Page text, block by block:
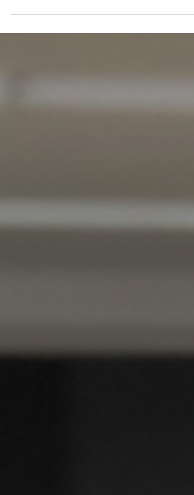
ธุรกิจอสังหาริมทรัพย์ ถือเป็นอีกหนึ่งธุรกิจที่หลาย